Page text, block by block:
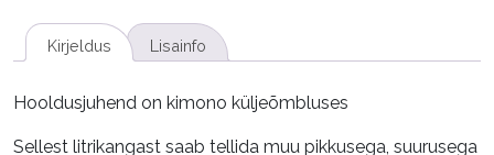
36/40
kogus
Kirjeldus Lisainfo
Hooldusjuhend on kimono küljeõmbluses
Sellest litrikangast saab tellida muu pikkusega, suurusega